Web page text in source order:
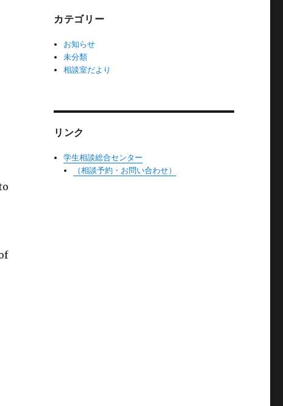
カテゴリー
お知らせ
未分類
相談室だより
リンク
学生相談総合センター
（相談予約・お問い合わせ）